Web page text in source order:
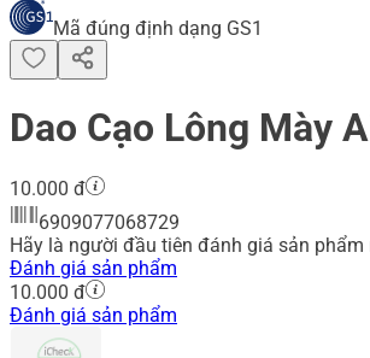
Mã đúng định dạng GS1
Dao Cạo Lông Mày
10.000 đ
6909077068729
Hãy là người đầu tiên đánh giá sản phẩm
Đánh giá sản phẩm
10.000 đ
Đánh giá sản phẩm